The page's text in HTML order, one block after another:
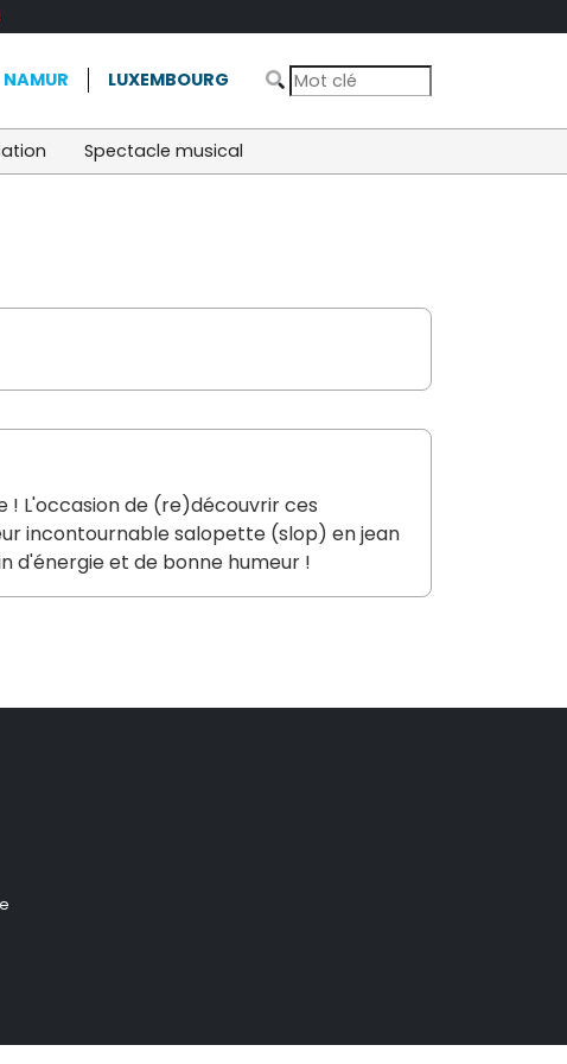
NAMUR LUXEMBOURG
Spectacle musical
! L'occasion de (re)découvrir ces
incontournable salopette (slop) en jean
d'énergie et de bonne humeur !